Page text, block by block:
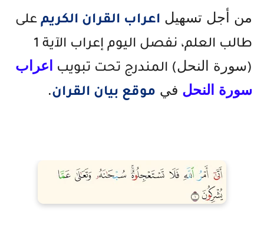
من أجل تسهيل اعراب القران الكريم على
طالب العلم، نفصل اليوم إعراب الآية 1
(سورة النحل) المندرج تحت تبويب
اعراب
سورة النحل في موقع بيان القران.